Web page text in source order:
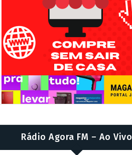
Rádio Agora FM – Ao Vivo